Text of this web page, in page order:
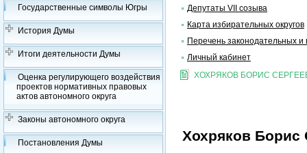
Государственные символы Югры
История Думы
Итоги деятельности Думы
Оценка регулирующего воздействия
проектов нормативных правовых
актов автономного округа
Законы автономного округа
Постановления Думы
Депутаты VII созыва
Карта избирательных округов
Перечень законодательных и
Личный кабинет
ХОХРЯКОВ БОРИС
Хохряков Борис